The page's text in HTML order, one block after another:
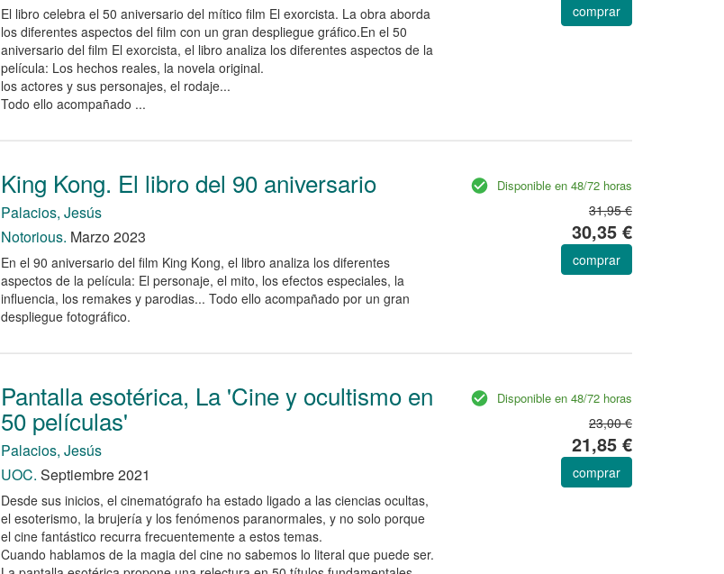
El libro celebra el 50 aniversario del mítico film El exorcista. La obra aborda
los diferentes aspectos del film con un gran despliegue gráfico.En el 50
aniversario del film El exorcista, el libro analiza los diferentes aspectos de la
película: Los hechos reales, la novela original.
los actores y sus personajes, el rodaje...
Todo ello acompañado ...
comprar
King Kong. El libro del 90 aniversario
Palacios, Jesús
Notorious. Marzo 2023
En el 90 aniversario del film King Kong, el libro analiza los diferentes
aspectos de la película: El personaje, el mito, los efectos especiales, la
influencia, los remakes y parodias... Todo ello acompañado por un gran
despliegue fotográfico.
Disponible en 48/72 horas
31,95 €
30,35 €
comprar
Pantalla esotérica, La 'Cine y ocultismo en
50 películas'
Palacios, Jesús
UOC. Septiembre 2021
Desde sus inicios, el cinematógrafo ha estado ligado a las ciencias ocultas,
el esoterismo, la brujería y los fenómenos paranormales, y no solo porque
el cine fantástico recurra frecuentemente a estos temas.
Cuando hablamos de la magia del cine no sabemos lo literal que puede ser.
Disponible en 48/72 horas
23,00 €
21,85 €
comprar